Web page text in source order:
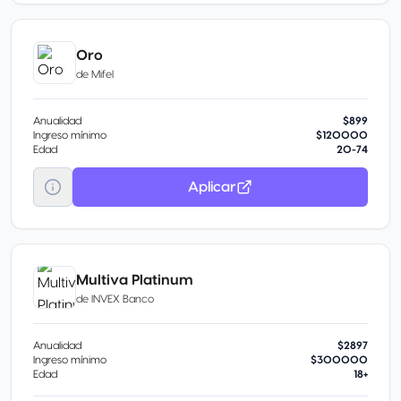
Oro
de Mifel
Anualidad
$899
Ingreso mínimo
$120000
Edad
20-74
Aplicar
Multiva Platinum
de INVEX Banco
Anualidad
$2897
Ingreso mínimo
$300000
Edad
18+